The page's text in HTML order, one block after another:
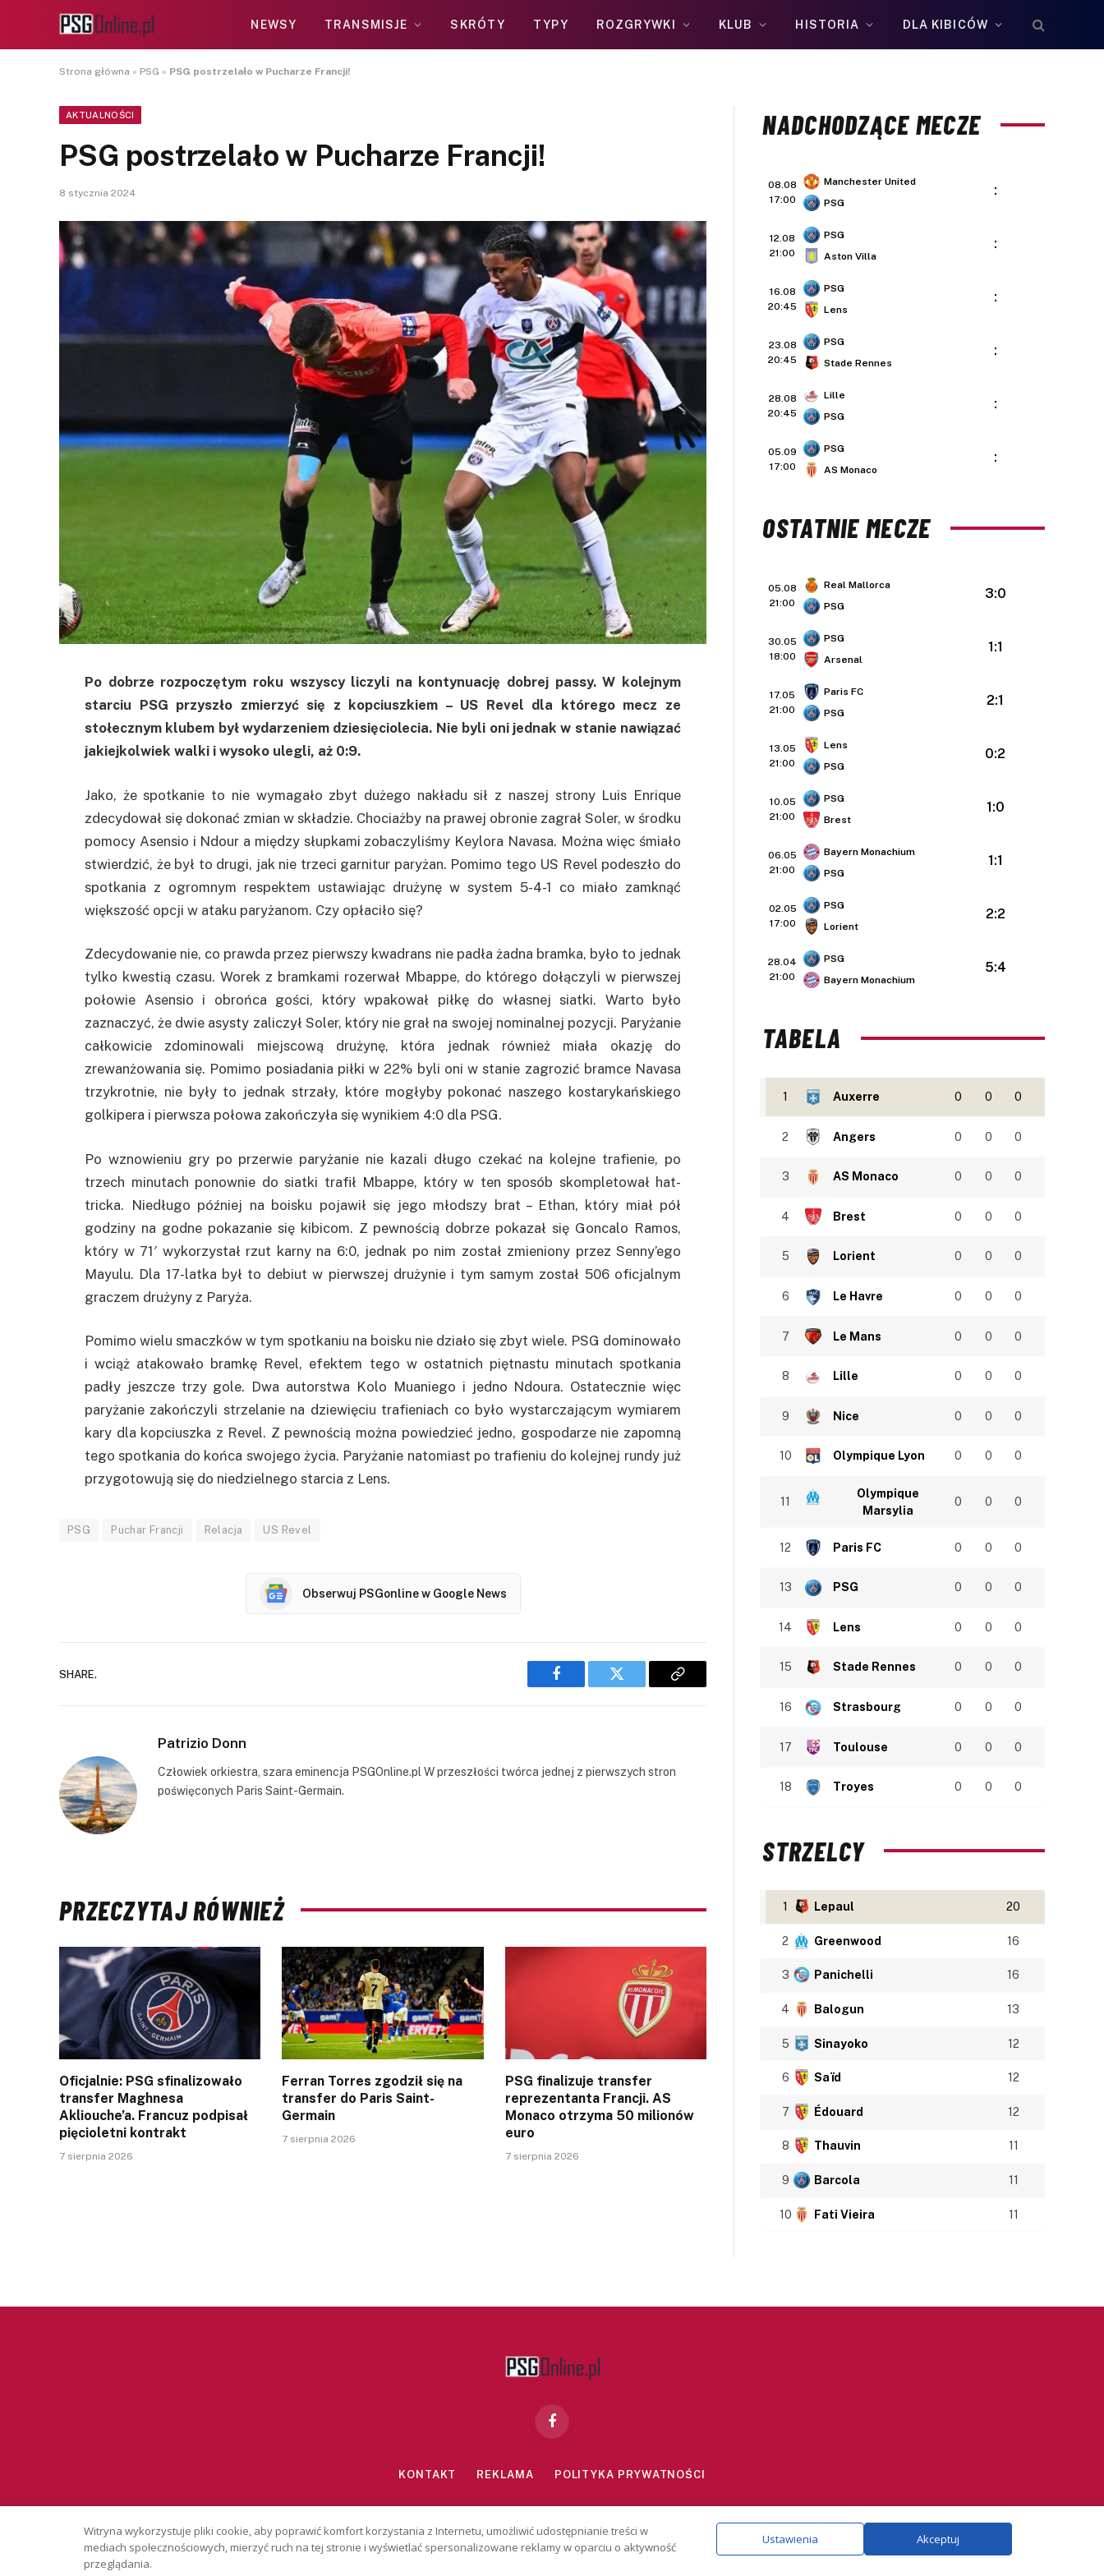
NEWSY TRANSMISJE SKRÓTY TYPY ROZGRYWKI KLUB HISTORIA DLA KIBICÓW
Strona główna » PSG » PSG postrzelało w Pucharze Francji!
AKTUALNOŚCI
PSG postrzelało w Pucharze Francji!
8 stycznia 2024
Po dobrze rozpoczętym roku wszyscy liczyli na kontynuację dobrej passy. W kolejnym
starciu PSG przyszło zmierzyć się z kopciuszkiem – US Revel dla którego mecz ze
stołecznym klubem był wydarzeniem dziesięciolecia. Nie byli oni jednak w stanie nawiązać
jakiejkolwiek walki i wysoko ulegli, aż 0:9.
Jako, że spotkanie to nie wymagało zbyt dużego nakładu sił z naszej strony Luis Enrique
zdecydował się dokonać zmian w składzie. Chociażby na prawej obronie zagrał Soler, w środku
pomocy Asensio i Ndour a między słupkami zobaczyliśmy Keylora Navasa. Można więc śmiało
stwierdzić, że był to drugi, jak nie trzeci garnitur paryżan. Pomimo tego US Revel podeszło do
spotkania z ogromnym respektem ustawiając drużynę w system 5-4-1 co miało zamknąć
większość opcji w ataku paryżanom. Czy opłaciło się?
Zdecydowanie nie, co prawda przez pierwszy kwadrans nie padła żadna bramka, było to jednak
tylko kwestią czasu. Worek z bramkami rozerwał Mbappe, do którego dołączyli w pierwszej
połowie Asensio i obrońca gości, który wpakował piłkę do własnej siatki. Warto było
zaznaczyć, że dwie asysty zaliczył Soler, który nie grał na swojej nominalnej pozycji. Paryżanie
całkowicie zdominowali miejscową drużynę, która jednak również miała okazję do
zrewanżowania się. Pomimo posiadania piłki w 22% byli oni w stanie zagrozić bramce Navasa
trzykrotnie, nie były to jednak strzały, które mogłyby pokonać naszego kostarykańskiego
golkipera i pierwsza połowa zakończyła się wynikiem 4:0 dla PSG.
Po wznowieniu gry po przerwie paryżanie nie kazali długo czekać na kolejne trafienie, po
trzech minutach ponownie do siatki trafił Mbappe, który w ten sposób skompletował hat-
tricka. Niedługo później na boisku pojawił się jego młodszy brat – Ethan, który miał pół
godziny na godne pokazanie się kibicom. Z pewnością dobrze pokazał się Goncalo Ramos,
który w 71′ wykorzystał rzut karny na 6:0, jednak po nim został zmieniony przez Senny’ego
Mayulu. Dla 17-latka był to debiut w pierwszej drużynie i tym samym został 506 oficjalnym
graczem drużyny z Paryża.
Pomimo wielu smaczków w tym spotkaniu na boisku nie działo się zbyt wiele. PSG dominowało
i wciąż atakowało bramkę Revel, efektem tego w ostatnich piętnastu minutach spotkania
padły jeszcze trzy gole. Dwa autorstwa Kolo Muaniego i jedno Ndoura. Ostatecznie więc
paryżanie zakończyli strzelanie na dziewięciu trafieniach co było wystarczającym wymiarem
kary dla kopciuszka z Revel. Z pewnością można powiedzieć jedno, gospodarze nie zapomną
tego spotkania do końca swojego życia. Paryżanie natomiast po trafieniu do kolejnej rundy już
przygotowują się do niedzielnego starcia z Lens.
PSG Puchar Francji Relacja US Revel
Obserwuj PSGonline w Google News
SHARE.
Facebook Twitter
Copy
Patrizio Donn
Człowiek orkiestra, szara eminencja PSGOnline.pl W przeszłości twórca jednej z pierwszych stron
poświęconych Paris Saint-Germain.
PRZECZYTAJ RÓWNIEŻ
Oficjalnie: PSG sfinalizowało
transfer Maghnesa
Akliouche’a. Francuz podpisał
pięcioletni kontrakt
7 sierpnia 2026
Ferran Torres zgodził się na
transfer do Paris Saint-
Germain
7 sierpnia 2026
PSG finalizuje transfer
reprezentanta Francji. AS
Monaco otrzyma 50 milionów
euro
7 sierpnia 2026
NADCHODZĄCE MECZE
08.08
17:00
Manchester United
PSG
:
12.08
21:00
PSG
Aston Villa
:
16.08
20:45
PSG
Lens
:
23.08
20:45
PSG
Stade Rennes
:
28.08
20:45
Lille
PSG
:
05.09
17:00
PSG
AS Monaco
:
OSTATNIE MECZE
05.08
21:00
Real Mallorca
PSG
3:0
30.05
18:00
PSG
Arsenal
1:1
17.05
21:00
Paris FC
PSG
2:1
13.05
21:00
Lens
PSG
0:2
10.05
21:00
PSG
Brest
1:0
06.05
21:00
Bayern Monachium
PSG
1:1
02.05
17:00
PSG
Lorient
2:2
28.04
21:00
PSG
Bayern Monachium
5:4
TABELA
1 Auxerre 0 0 0
2 Angers 0 0 0
3 AS Monaco 0 0 0
4 Brest 0 0 0
5 Lorient 0 0 0
6 Le Havre 0 0 0
7 Le Mans 0 0 0
8 Lille 0 0 0
9 Nice 0 0 0
10 Olympique Lyon 0 0 0
11
Olympique
Marsylia
0 0 0
12 Paris FC 0 0 0
13 PSG 0 0 0
14 Lens 0 0 0
15 Stade Rennes 0 0 0
16 Strasbourg 0 0 0
17 Toulouse 0 0 0
18 Troyes 0 0 0
STRZELCY
1 Lepaul 20
2 Greenwood 16
3 Panichelli 16
4 Balogun 13
5 Sinayoko 12
6 Saïd 12
7 Édouard 12
8 Thauvin 11
9 Barcola 11
10 Fati Vieira 11
Facebook
KONTAKT REKLAMA POLITYKA PRYWATNOŚCI
Copyright © 2026 PSGonline.pl
Witryna wykorzystuje pliki cookie, aby poprawić komfort korzystania z Internetu, umożliwić udostępnianie treści w
mediach społecznościowych, mierzyć ruch na tej stronie i wyświetlać spersonalizowane reklamy w oparciu o aktywność
przeglądania.
Ustawienia Akceptuj